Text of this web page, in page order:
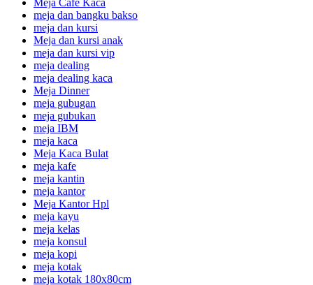
Meja Cafe Kaca
meja dan bangku bakso
meja dan kursi
Meja dan kursi anak
meja dan kursi vip
meja dealing
meja dealing kaca
Meja Dinner
meja gubugan
meja gubukan
meja IBM
meja kaca
Meja Kaca Bulat
meja kafe
meja kantin
meja kantor
Meja Kantor Hpl
meja kayu
meja kelas
meja konsul
meja kopi
meja kotak
meja kotak 180x80cm